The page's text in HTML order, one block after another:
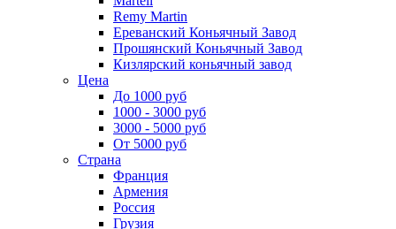
Remy Martin
Ереванский Коньячный Завод
Прошянский Коньячный Завод
Кизлярский коньячный завод
Цена
До 1000 руб
1000 - 3000 руб
3000 - 5000 руб
От 5000 руб
Страна
Франция
Армения
Россия
Грузия